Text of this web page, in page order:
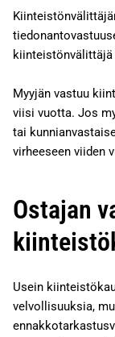
Myyjän vastuu
viisi vuotta. Jos
tai
virheeseen viiden
Ostajan
Usein
velvollisuuksia,